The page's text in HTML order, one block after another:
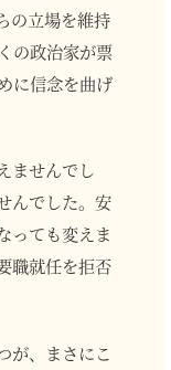
の立場を維持
の政治家が票
に信念を曲げ
ませんでし
んでした。安
っても変えま
職就任を拒否
が、まさにこ